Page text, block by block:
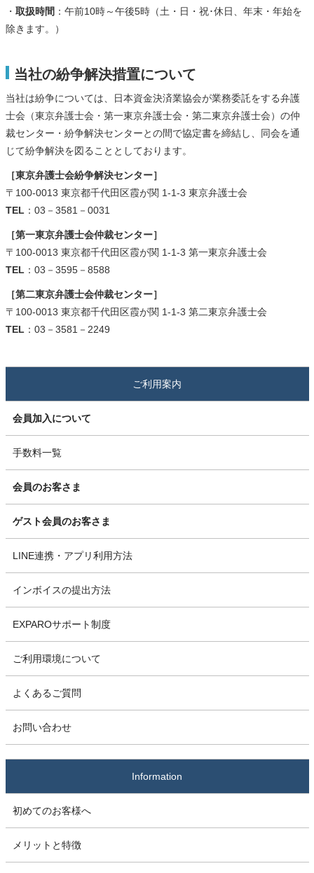
・ 取扱時間 ：午前10時～午後5時（土・日・祝･休日、年末・年始を
除きます。）
当社の紛争解決措置について
当社は紛争については、日本資金決済業協会が業務委託をする弁護
士会（東京弁護士会・第一東京弁護士会・第二東京弁護士会）の仲
裁センター・紛争解決センターとの間で協定書を締結し、同会を通
じて紛争解決を図ることとしております。
［東京弁護士会紛争解決センター］
〒100-0013 東京都千代田区霞が関 1-1-3 東京弁護士会
TEL ：03－3581－0031
［第一東京弁護士会仲裁センター］
〒100-0013 東京都千代田区霞が関 1-1-3 第一東京弁護士会
TEL ：03－3595－8588
［第二東京弁護士会仲裁センター］
〒100-0013 東京都千代田区霞が関 1-1-3 第二東京弁護士会
TEL ：03－3581－2249
ご利用案内
会員加入について
手数料一覧
会員のお客さま
ゲスト会員のお客さま
LINE連携・アプリ利用方法
インボイスの提出方法
EXPAROサポート制度
ご利用環境について
よくあるご質問
お問い合わせ
Information
初めてのお客様へ
メリットと特徴